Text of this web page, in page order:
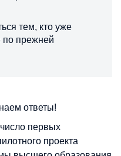
тем, кто уже
по прежней
ответы!
первых
проекта